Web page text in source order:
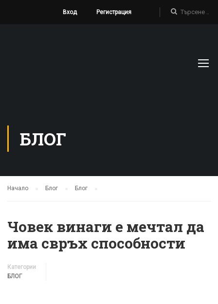
Вход Регистрация
БЛОГ
Начало Блог Блог
Човек винаги е мечтал да
има свръх способности
Категории
БЛОГ